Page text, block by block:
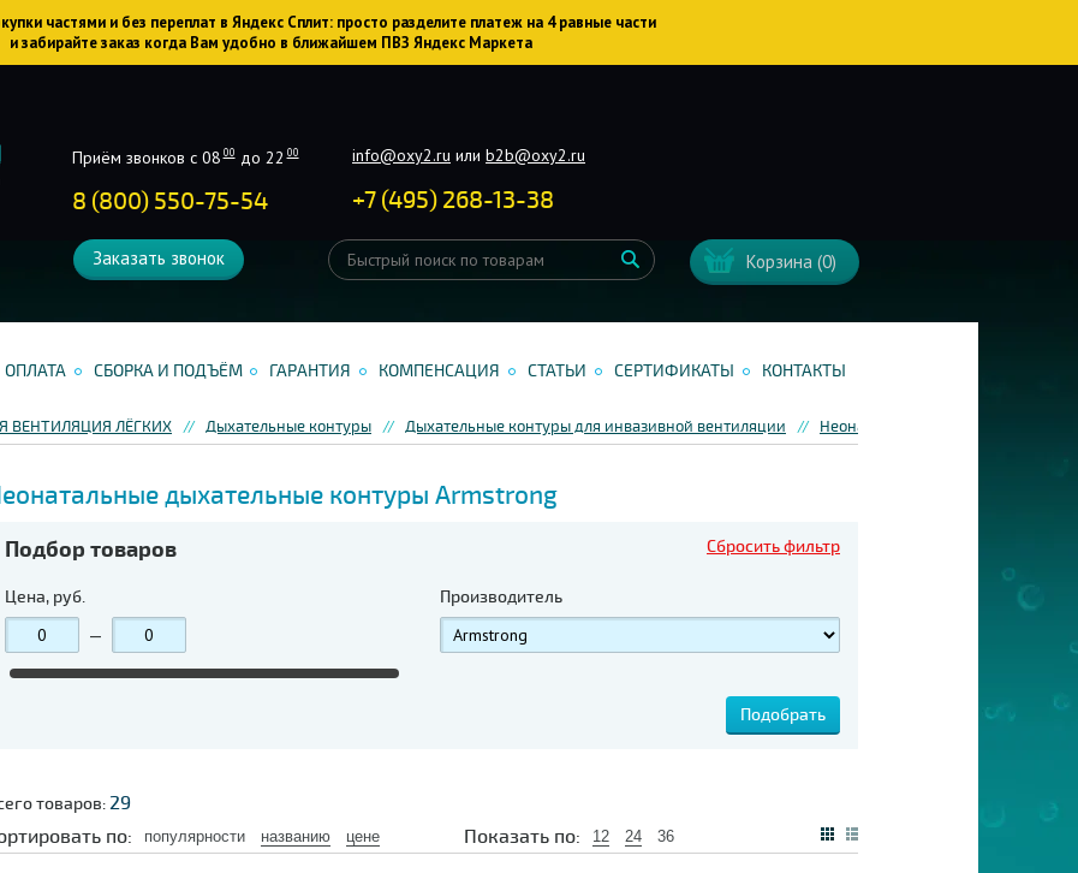
частями и без переплат в Яндекс Сплит: просто разделите платеж на 4 равные части
и забирайте заказ когда Вам удобно в ближайшем ПВЗ Яндекс Маркета
Приём звонков с 08 00до 22 00
8 (800) 550-75-54
info@oxy2.ru илиb2b@oxy2.ru
+7 (495) 268-13-38
Заказать звонок Корзина(0)
ОПЛАТА СБОРКА И ПОДЪЁМ ГАРАНТИЯ КОМПЕНСАЦИЯ СТАТЬИ СЕРТИФИКАТЫ КОНТАКТЫ
ВЕНТИЛЯЦИЯ ЛЁГКИХ Дыхательные контуры Дыхательные контуры для инвазивной вентиляции Неонатальные дыхательные
дыхательные контуры Armstrong
Подбор товаров Сбросить фильтр
Цена, руб.
—
Производитель
товаров:29
по:
популярности названию цене Показать по: 12 24 36